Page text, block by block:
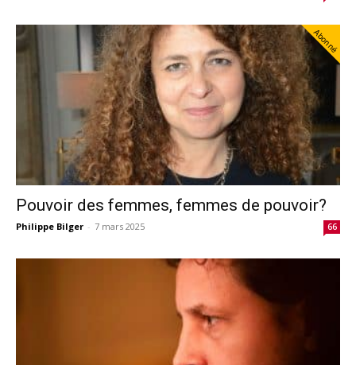
Abonné
Pouvoir des femmes, femmes de pouvoir?
Philippe Bilger - 7 mars 2025 66